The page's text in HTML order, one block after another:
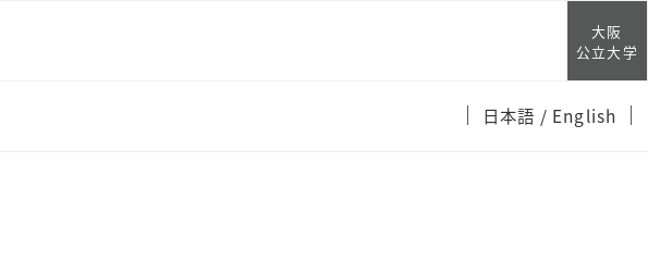
大阪
公立大学
日本語 / English